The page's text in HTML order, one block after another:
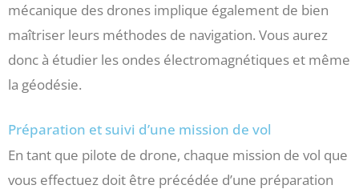
mécanique des drones implique également de bien
maîtriser leurs méthodes de navigation. Vous aurez
donc à étudier les ondes électromagnétiques et même
la géodésie.
Préparation et suivi d’une mission de vol
En tant que pilote de drone, chaque mission de vol que
vous effectuez doit être précédée d’une préparation